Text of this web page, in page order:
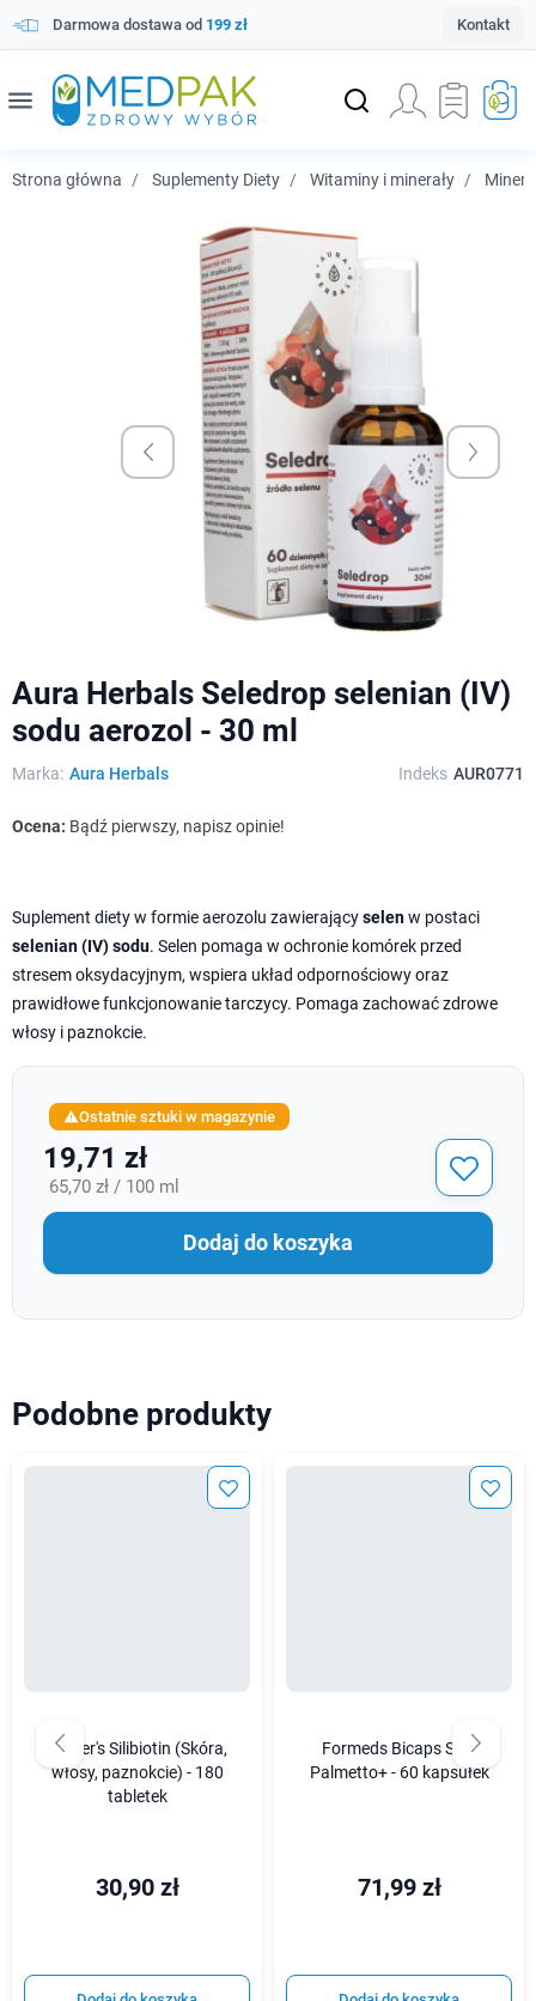
Darmowa dostawa od 199 zł Kontakt
menu
Strona główna Suplementy Diety Witaminy i minerały
Aura Herbals Seledrop selenian (IV)
sodu aerozol - 30 ml
Marka: Aura Herbals Indeks AUR0771
Ocena: Bądź pierwszy, napisz opinie!
Suplement diety w formie aerozolu zawierającyselenw postaci
selenian (IV) sodu. Selen pomaga w ochronie komórek przed
stresem oksydacyjnym, wspiera układ odpornościowy oraz
prawidłowe funkcjonowanie tarczycy. Pomaga zachować zdrowe
włosy i paznokcie.
Ostatnie sztuki w magazynie
19,71 zł
65,70 zł / 100 ml
Dodaj do koszyka
Podobne produkty
Vitaler's Silibiotin (Skóra,
włosy, paznokcie) - 180
tabletek
30,90 zł
Formeds Bicaps Saw
Palmetto+ - 60 kapsułek
71,99 zł